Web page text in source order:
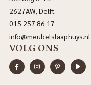
2627AW, Delft
015 257 86 17
info@meubelslaaphuys.nl
VOLG ONS